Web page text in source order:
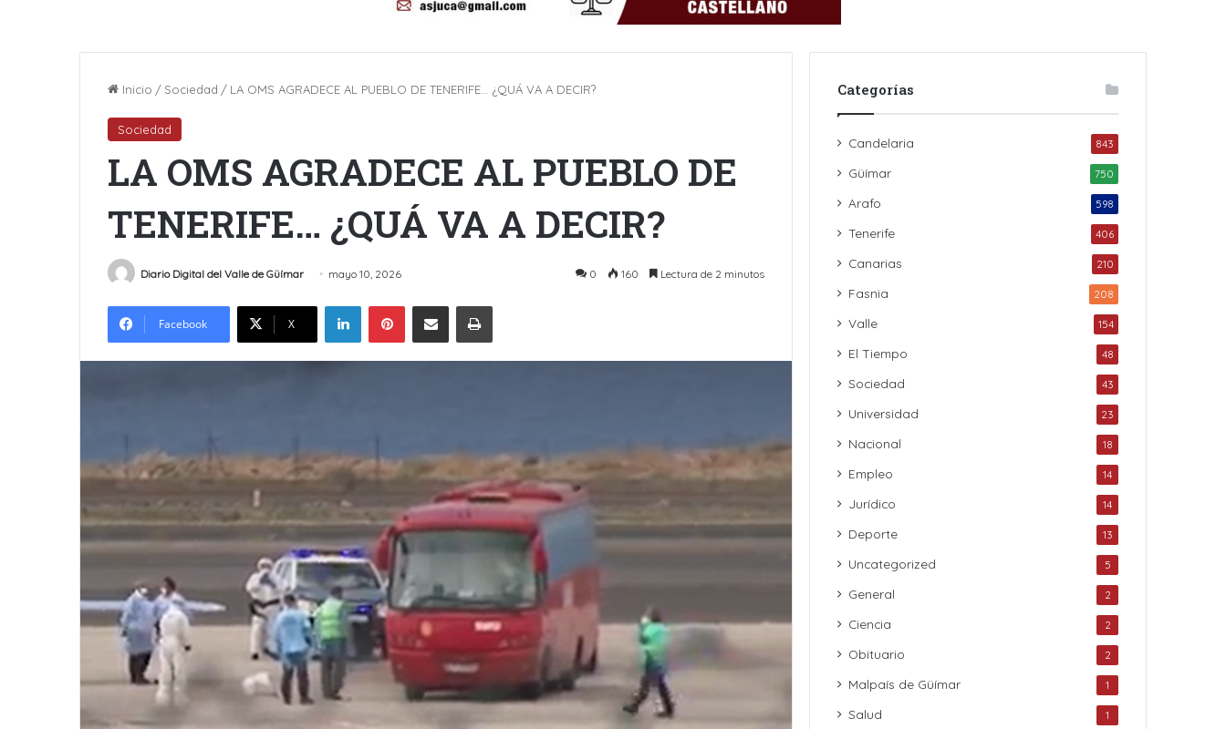
Inicio / Sociedad / LA OMS AGRADECE AL PUEBLO DE TENERIFE… ¿QUÁ VA A DECIR?
Sociedad
LA OMS AGRADECE AL PUEBLO DE
TENERIFE… ¿QUÁ VA A DECIR?
Diario Digital del Valle de Güímar mayo 10, 2026 0 160 Lectura de 2 minutos
Facebook X
LinkedInPinterestCompartir por Email Imprimir
Categorías
Candelaria 843
Güímar 750
Arafo 598
Tenerife 406
Canarias 210
Fasnia 208
Valle 154
El Tiempo 48
Sociedad 43
Universidad 23
Nacional 18
Empleo 14
Jurídico 14
Deporte 13
Uncategorized 5
General 2
Ciencia 2
Obituario 2
Malpaís de Güímar 1
Salud 1